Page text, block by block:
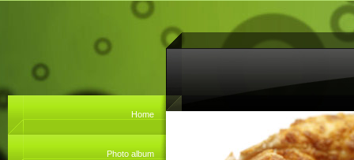
Home
Photo album